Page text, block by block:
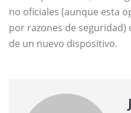
no oficiales (aunque esta
por razones de
de un nuevo dispositivo.